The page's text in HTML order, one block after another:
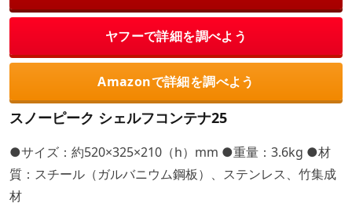
ヤフーで詳細を調べよう
Amazonで詳細を調べよう
スノーピーク シェルフコンテナ25
●サイズ：約520×325×210（h）mm ●重量：3.6kg ●材
質：スチール（ガルバニウム鋼板）、ステンレス、竹集成
材